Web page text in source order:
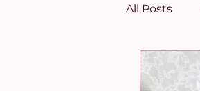
All Posts